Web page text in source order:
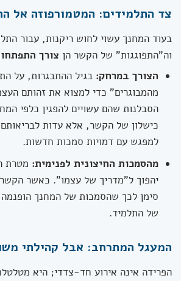
צד התלמידים: המטמורפוזה אל
בעוד המחנך עשוי לחוש ריקנות, עבור
וה"התפוגגות" של הקשר הן צורך
הצורך במרחק: בגיל ההתבגרות, על
מהמבוגרים" כדי למצוא את זהותם
הסבלנות שהם עשויים להפגין כלפי
כישלון של הקשר, אלא עדות
למפגש עם דמויות סמכות חדשות.
מהסמכות החיצונית לפנימית: מטרת
יהפוך ל"מדריך של עצמו". כאשר הקשר
סימן לכך שהסמכות של המחנך
של התלמיד.
המעגל המתרחב: אבל קהילתי
הפרידה אינה אירוע חד-צדדי; היא